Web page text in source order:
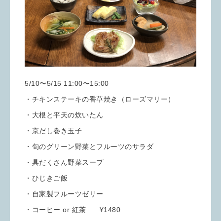
5/10〜5/15 11:00〜15:00
・チキンステーキの香草焼き（ローズマリー）
・大根と平天の炊いたん
・京だし巻き玉子
・旬のグリーン野菜とフルーツのサラダ
・具だくさん野菜スープ
・ひじきご飯
・自家製フルーツゼリー
・コーヒー or 紅茶 ¥1480